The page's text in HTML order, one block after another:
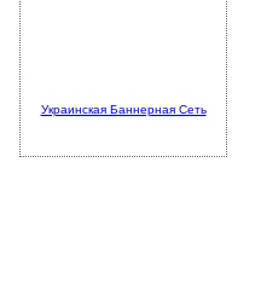
Украинская Баннерная Сеть